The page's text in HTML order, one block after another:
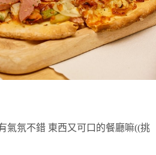
氣氛不錯 東西又可口的餐廳嘛((挑